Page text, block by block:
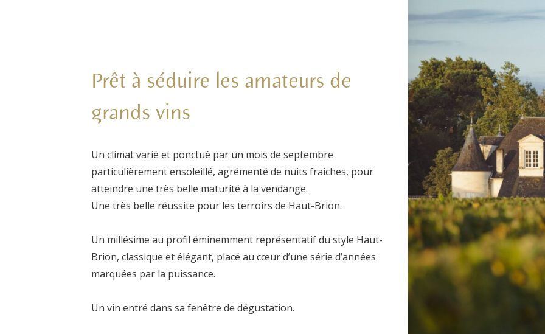
Prêt à séduire les amateurs de
grands vins
Un climat varié et ponctué par un mois de septembre
particulièrement ensoleillé, agrémenté de nuits fraiches, pour
atteindre une très belle maturité à la vendange.
Une très belle réussite pour les terroirs de Haut-Brion.
Un millésime au profil éminemment représentatif du style Haut-
Brion, classique et élégant, placé au cœur d’une série d’années
marquées par la puissance.
Un vin entré dans sa fenêtre de dégustation.